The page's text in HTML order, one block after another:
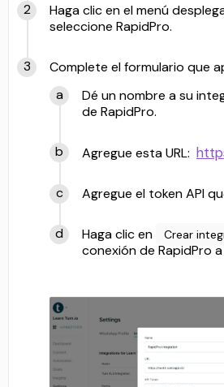
Haga clic en el menú
seleccione RapidPro.
Complete el formulario que
Dé un nombre a su
de RapidPro.
Agregue esta URL:
Agregue el token API
Haga clic en Crear
conexión de RapidPro a